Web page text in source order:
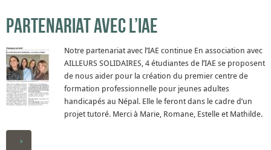
Partenariat avec l’IAE
Notre partenariat avec l’IAE continue En association avec
AILLEURS SOLIDAIRES, 4 étudiantes de l’IAE se proposent
de nous aider pour la création du premier centre de
formation professionnelle pour jeunes adultes
handicapés au Népal. Elle le feront dans le cadre d’un
projet tutoré. Merci à Marie, Romane, Estelle et Mathilde.